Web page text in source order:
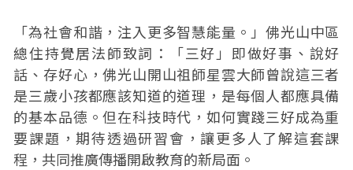
「為社會和諧，注入更多智慧能量。」佛光山中區
總住持覺居法師致詞：「三好」即做好事、說好
話、存好心，佛光山開山祖師星雲大師曾說這三者
是三歲小孩都應該知道的道理，是每個人都應具備
的基本品德。但在科技時代，如何實踐三好成為重
要課題，期待透過研習會，讓更多人了解這套課
程，共同推廣傳播開啟教育的新局面。